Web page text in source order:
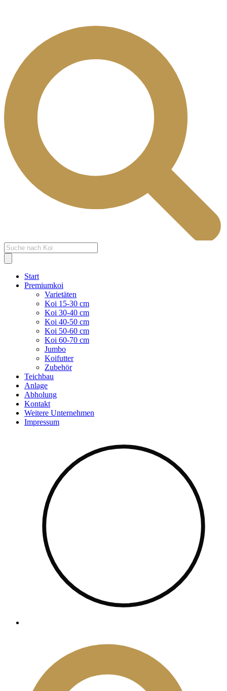
Products
search
Start
Premiumkoi
Varietäten
Koi 15-30 cm
Koi 30-40 cm
Koi 40-50 cm
Koi 50-60 cm
Koi 60-70 cm
Jumbo
Koifutter
Zubehör
Teichbau
Anlage
Abholung
Kontakt
Weitere Unternehmen
Impressum